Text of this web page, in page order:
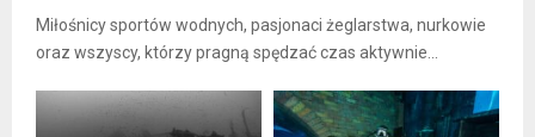
Miłośnicy sportów wodnych, pasjonaci żeglarstwa, nurkowie
oraz wszyscy, którzy pragną spędzać czas aktywnie...